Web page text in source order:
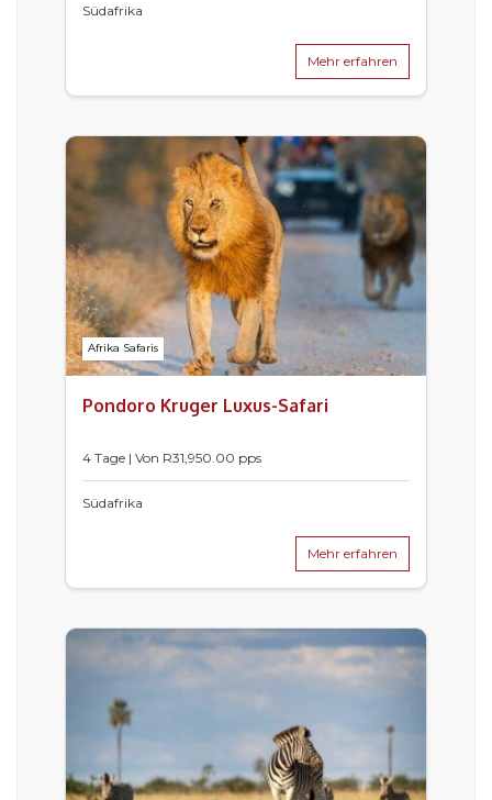
Südafrika
Mehr erfahren
Afrika Safaris
Pondoro Kruger Luxus-Safari
4 Tage | Von R31,950.00 pps
Südafrika
Mehr erfahren